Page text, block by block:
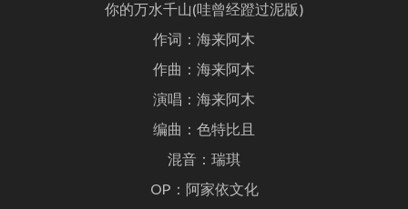
你的万水千山(哇曾经蹬过泥版)
作词：海来阿木
作曲：海来阿木
演唱：海来阿木
编曲：色特比且
混音：瑞琪
OP：阿家依文化